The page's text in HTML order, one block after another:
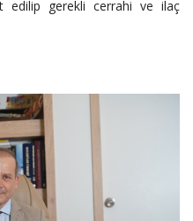
edilip gerekli cerrahi ve ilaç